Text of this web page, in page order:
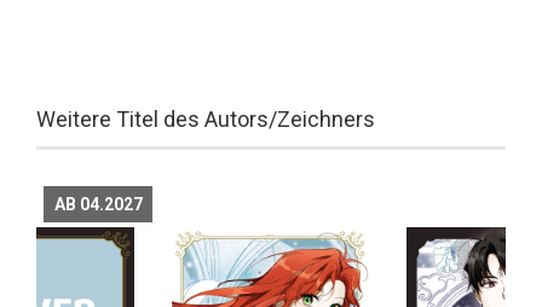
Weitere Titel des Autors/Zeichners
AB 04.2027